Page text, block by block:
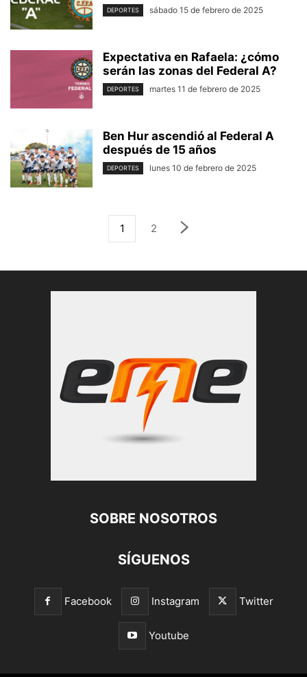
DEPORTES sábado 15 de febrero de 2025
Expectativa en Rafaela: ¿cómo
serán las zonas del Federal A?
DEPORTES martes 11 de febrero de 2025
Ben Hur ascendió al Federal A
después de 15 años
DEPORTES lunes 10 de febrero de 2025
1 2
SOBRE NOSOTROS
SÍGUENOS
Facebook Instagram Twitter
Youtube